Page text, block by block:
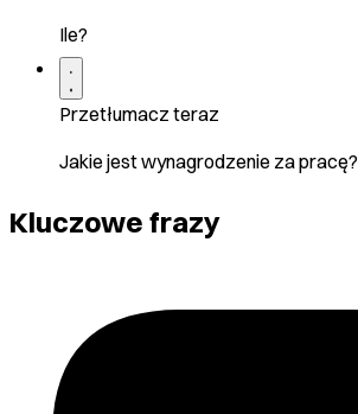
Ile?
Przetłumacz teraz
Jakie jest wynagrodzenie za pracę?
Kluczowe frazy